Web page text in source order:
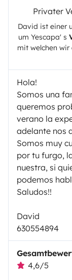
Privater
David ist einer
um Yescapa' s
mit welchen wir
Hola!
Somos una
queremos
verano la
adelante nos
Somos muy
por tu furgo,
nuestra, si
podemos
Saludos!!
David
630554894
4,6/5